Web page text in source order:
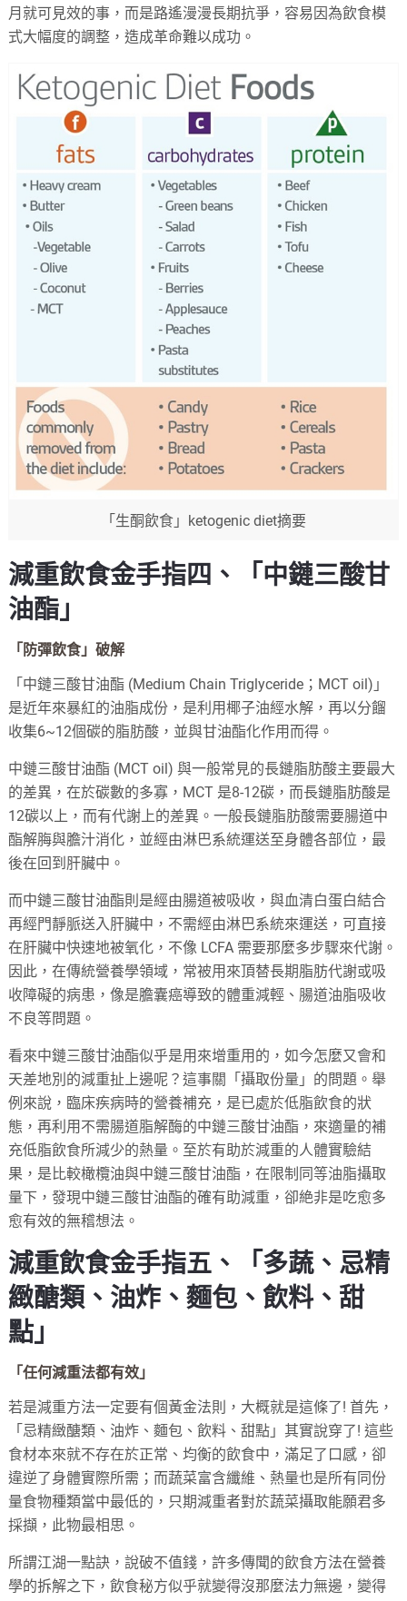
月就可見效的事，而是路遙漫漫長期抗爭，容易因為飲食模
式大幅度的調整，造成革命難以成功。
「生酮飲食」ketogenic diet摘要
減重飲食金手指四、「中鏈三酸甘
油酯」
「防彈飲食」破解
「中鏈三酸甘油酯 (Medium Chain Triglyceride；MCT oil)」
是近年來暴紅的油脂成份，是利用椰子油經水解，再以分餾
收集6~12個碳的脂肪酸，並與甘油酯化作用而得。
中鏈三酸甘油酯 (MCT oil) 與一般常見的長鏈脂肪酸主要最大
的差異，在於碳數的多寡，MCT 是8-12碳，而長鏈脂肪酸是
12碳以上，而有代謝上的差異。一般長鏈脂肪酸需要腸道中
酯解脢與膽汁消化，並經由淋巴系統運送至身體各部位，最
後在回到肝臟中。
而中鏈三酸甘油酯則是經由腸道被吸收，與血清白蛋白結合
再經門靜脈送入肝臟中，不需經由淋巴系統來運送，可直接
在肝臟中快速地被氧化，不像 LCFA 需要那麼多步驟來代謝。
因此，在傳統營養學領域，常被用來頂替長期脂肪代謝或吸
收障礙的病患，像是膽囊癌導致的體重減輕、腸道油脂吸收
不良等問題。
看來中鏈三酸甘油酯似乎是用來增重用的，如今怎麼又會和
天差地別的減重扯上邊呢？這事關「攝取份量」的問題。舉
例來說，臨床疾病時的營養補充，是已處於低脂飲食的狀
態，再利用不需腸道脂解酶的中鏈三酸甘油酯，來適量的補
充低脂飲食所減少的熱量。至於有助於減重的人體實驗結
果，是比較橄欖油與中鏈三酸甘油酯，在限制同等油脂攝取
量下，發現中鏈三酸甘油酯的確有助減重，卻絶非是吃愈多
愈有效的無稽想法。
減重飲食金手指五、「多蔬、忌精
緻醣類、油炸、麵包、飲料、甜
點」
「任何減重法都有效」
若是減重方法一定要有個黃金法則，大概就是這條了! 首先，
「忌精緻醣類、油炸、麵包、飲料、甜點」其實說穿了! 這些
食材本來就不存在於正常、均衡的飲食中，滿足了口感，卻
違逆了身體實際所需；而蔬菜富含纖維、熱量也是所有同份
量食物種類當中最低的，只期減重者對於蔬菜攝取能願君多
採擷，此物最相思。
所謂江湖一點訣，說破不值錢，許多傳聞的飲食方法在營養
學的拆解之下，飲食秘方似乎就變得沒那麼法力無邊，變得